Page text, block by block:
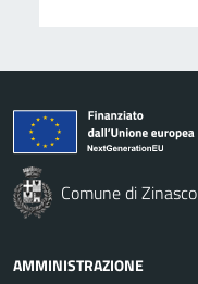
Comune di Zinasco
AMMINISTRAZIONE